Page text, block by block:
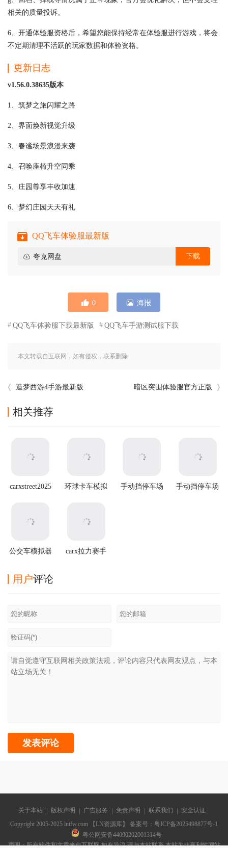
相关的质量投诉。
6、开通体验服资格后，希望您能保持经常在体验服进行游戏，将会
不定期清理不活跃的玩家数据和体验资格。
更新日志
v1.56.0.38635版本
1、筑梦之旅闪耀之路
2、界面焕新视觉升级
3、春谧场景浪漫来袭
4、召唤座椅升空同乘
5、庄园尊享丰收加速
6、梦幻庄园天天有礼
QQ飞车体验服最新版
夸克网盘 下载
0 海报
QQ飞车体验服下载最新版 QQ飞车手游测试服下载
本文转载自互联网，如有侵权，联系删除
造梦西游4手游最新版 暗区突围体验服官方正版
相关推荐
carxstreet2025
环球卡车模拟
手动挡停车场
手动挡停车场
公交车模拟器
carx拉力赛手
用户评论
关于本站 版权声明 广告服务 免责声明 联系我们
安全认证
Copyright 2005-2025 lntfw.com 【LN资源库】 备案号： 粤ICP备2025498877号-1
粤公网安备44090202001314号
声明：所有软件和文章来自互联网 如有异议 请与本站联系 本站为非赢利性网站